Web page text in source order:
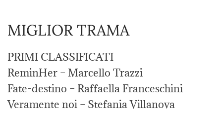
MIGLIOR TRAMA
PRIMI CLASSIFICATI
ReminHer – Marcello Trazzi
Fate-destino – Raffaella Franceschini
Veramente noi – Stefania Villanova